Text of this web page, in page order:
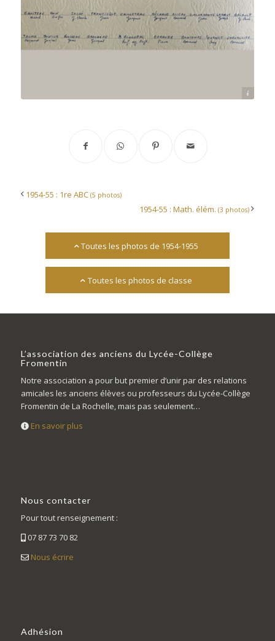
1954-55 : 1re ABC (5 photos)
1954-55 : Math. élém.(3 photos)
Toutes les photos de 1954-1955
Toutes les photos de classe
L’association des anciens du Lycée-Collège
Fromentin
Notre association a pour but premier d’unir par des relations
amicales les anciens élèves ou professeurs du Lycée-Collège
Fromentin de La Rochelle, mais pas seulement…
En savoir plus
Nous contacter
Pour tout renseignement :
07 87 73 70 82
Nous écrire
Adhésion